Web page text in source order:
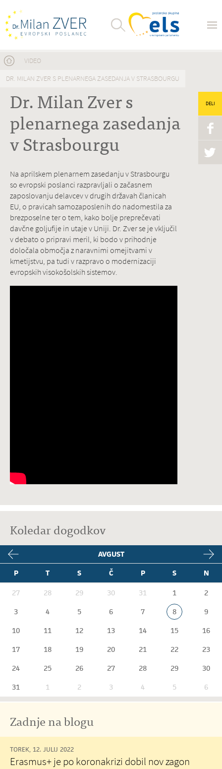
Nahajate se tukaj
VIDEO
DR. MILAN ZVER S PLENARNEGA ZASEDANJA V STRASBOURGU
Dr. Milan Zver s
plenarnega zasedanja
v Strasbourgu
DELI
Na aprilskem plenarnem zasedanju v Strasbourgu
so evropski poslanci razpravljali o začasnem
zaposlovanju delavcev v drugih državah članicah
EU, o pravicah samozaposlenih do nadomestila za
brezposelne ter o tem, kako bolje preprečevati
davčne goljufije in utaje v Uniji. Dr. Zver se je vključil
v debato o pripravi meril, ki bodo v prihodnje
določala območja z naravnimi omejitvami v
kmetijstvu, pa tudi v razpravo o modernizaciji
evropskih visokošolskih sistemov.
Koledar dogodkov
AVGUST
P
T S Č P S N
27 28 29 30 31 1
2
3
4 5 6 7 8
9
10
11 12 13 14 15
16
17
18 19 20 21 22
23
24
25 26 27 28 29
30
31
1 2 3 4 5 6
Zadnje na blogu
TOREK, 12. JULIJ 2022
Erasmus+ je po koronakrizi dobil nov zagon